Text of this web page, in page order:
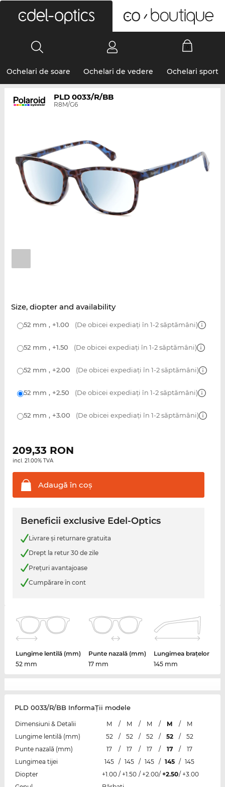
Ochelari de soare Ochelari de vedere Ochelari sport
PLD 0033/R/BB
R8M/G6
Size, diopter and availability
52 mm , +1.00 (De obicei expediați în 1-2 săptămâni)
52 mm , +1.50 (De obicei expediați în 1-2 săptămâni)
52 mm , +2.00 (De obicei expediați în 1-2 săptămâni)
52 mm , +2.50 (De obicei expediați în 1-2 săptămâni)
52 mm , +3.00 (De obicei expediați în 1-2 săptămâni)
209,33 RON
incl. 21.00% TVA
Adaugă în coş
Beneficii exclusive Edel-Optics
Livrare şi returnare gratuita
Drept la retur 30 de zile
Preţuri avantajoase
Cumpărare în cont
Lungime lentilă (mm)
52 mm
Punte nazală (mm)
17 mm
Lungimea brațelor
145 mm
PLD 0033/R/BB InformaŢii modele
Dimensiuni & Detalii M / M / M / M /
M
Lungime lentilă (mm)
52 / 52 / 52 / 52 /
52
Punte nazală (mm)
17 / 17 / 17 / 17 /
17
Lungimea tijei
145 / 145 / 145 / 145 / 145
Diopter
+1.00 / +1.50 / +2.00/ +2.50/ +3.00